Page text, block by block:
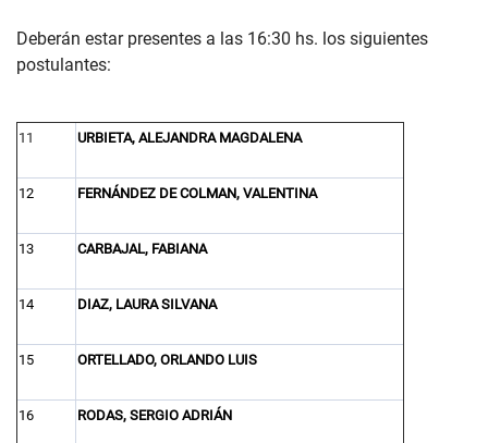
Deberán estar presentes a las 16:30 hs. los siguientes
postulantes:
11 URBIETA, ALEJANDRA MAGDALENA
12 FERNÁNDEZ DE COLMAN, VALENTINA
13 CARBAJAL, FABIANA
14 DIAZ, LAURA SILVANA
15 ORTELLADO, ORLANDO LUIS
16 RODAS, SERGIO ADRIÁN